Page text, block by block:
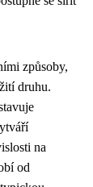
způsoby,
druhu.
na
od